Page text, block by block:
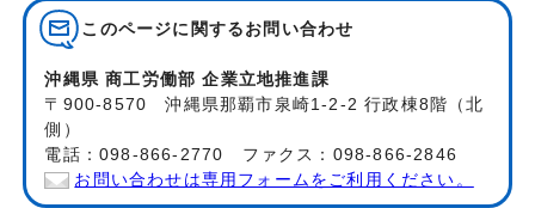
このページに関する お問い合わせ
沖縄県 商工労働部 企業立地推進課
〒900-8570 沖縄県那覇市泉崎1-2-2 行政棟8階（北
側）
電話：098-866-2770 ファクス：098-866-2846
お問い合わせは専用フォームをご利用ください。